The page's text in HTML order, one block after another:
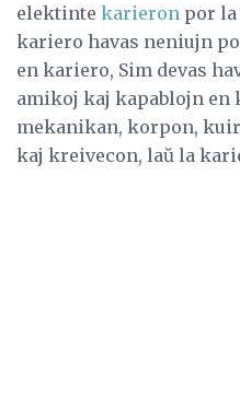
elektinte karieron por la
kariero havas neniujn
en kariero, Sim devas
amikoj kaj kapablojn
mekanikan, korpon,
kaj kreivecon, laŭ la